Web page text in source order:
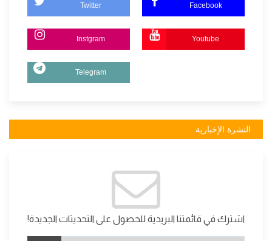
Twitter Facebook
Instgram Youtube
Telegram
النشرة الإخبارية
اشترك في قائمتنا البريدية للحصول على التحديثات الجديدة!